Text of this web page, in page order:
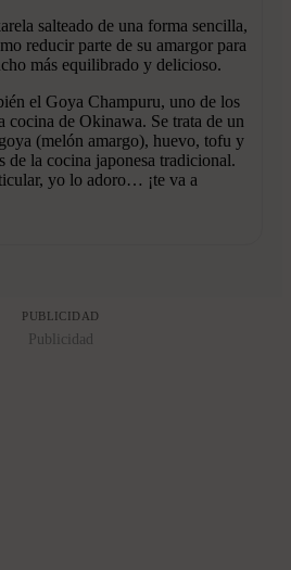
salteado de una forma sencilla,
reducir parte de su amargor para
más equilibrado y delicioso.
el Goya Champuru, uno de los
cocina de Okinawa. Se trata de un
(melón amargo), huevo, tofu y
de la cocina japonesa tradicional.
yo lo adoro… ¡te va a
PUBLICIDAD
Publicidad